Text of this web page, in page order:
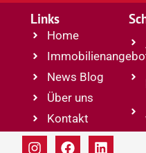
Links
Home
News Blog
Über uns
Kontakt